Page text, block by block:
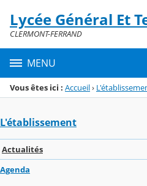
Menu de la rubrique
Contenu
Lycée Général Et
CLERMONT-FERRAND
MENU
Vous êtes ici : Accueil›
L'établissement
Actualités
Agenda